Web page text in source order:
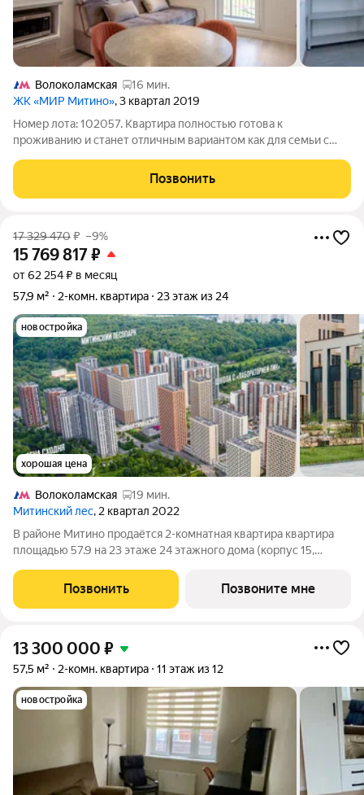
Волоколамская
16 мин.
ЖК «МИР Митино», 3 квартал 2019
Номер лота: 102057. Квартира полностью готова к
проживанию и станет отличным вариантом как для семьи с
рядом с природой. О квартире Общая площадь 68,5 м Удобная
Позвонить
17 329 470₽ –9%
15 769 817₽
от 62 254 ₽ в месяц
57,9 м²
2-комн. квартира 23 этаж из 24
новостройка
хорошая цена
Волоколамская
19 мин.
Митинский лес, 2 квартал 2022
В районе Митино продаётся 2-комнатная квартира квартира
площадью 57.9 на 23 этаже 24 этажного дома (корпус 15,
расположение 20 минут пешком до станции метро
«Пятницкое шоссе». 8 минут на автомобиле до
Позвонить Позвоните мне
13 300 000 ₽
57,5 м² 2-комн. квартира 11 этаж из 12
новостройка